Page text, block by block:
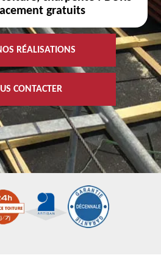
gratuits
RÉALISATIONS
CONTACTER